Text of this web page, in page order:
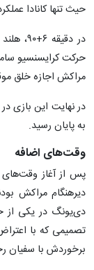
حیث تنها کانادا
در
حرکت کرایسنسیو
مراکش اجازه خلق
به پایان رسید.
وقت‌های اضافه
پس از آغاز وقت‌های
دی‌یونگ در یکی از
تصمیمی که با
برخوردش با سفیان